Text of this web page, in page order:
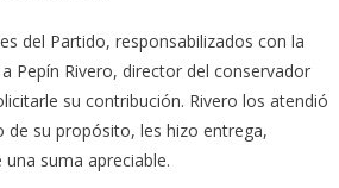
del Partido, responsabilizados con la
Pepín Rivero, director del conservador
su contribución. Rivero los atendió
de su propósito, les hizo entrega,
suma apreciable.